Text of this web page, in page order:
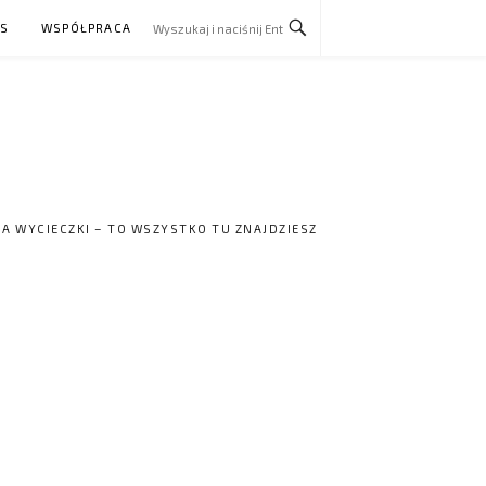
WSPÓŁPRACA
WYCIECZKI – TO WSZYSTKO TU ZNAJDZIESZ